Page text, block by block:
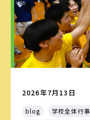
2026年7月13日
blog 学校全体行事